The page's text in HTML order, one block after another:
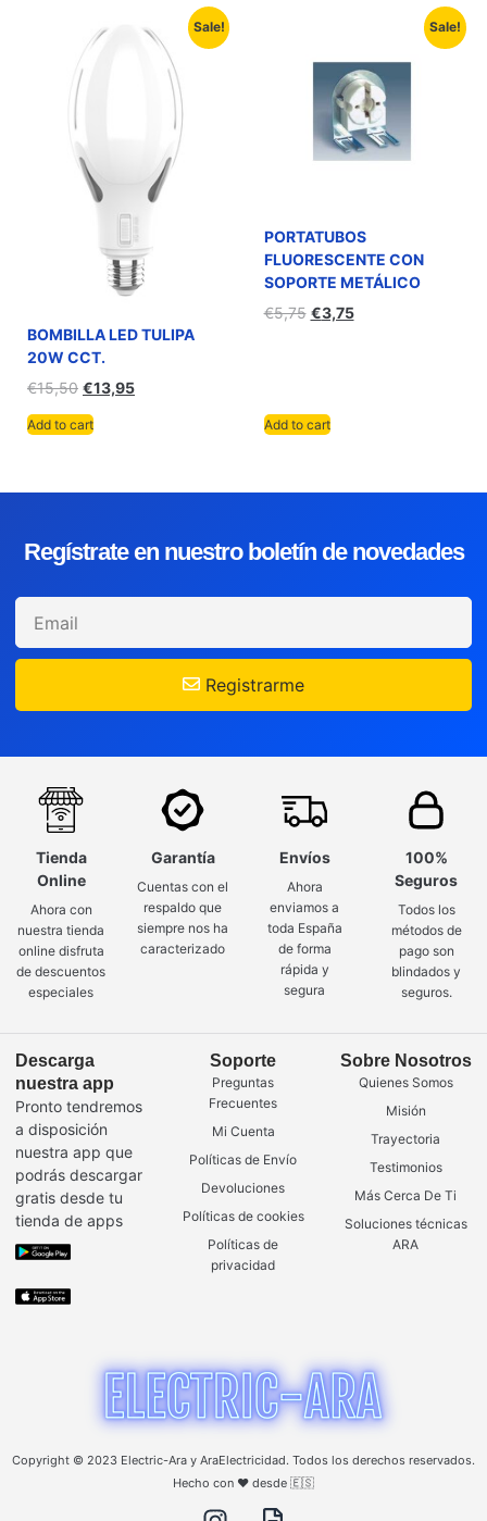
Sale!
BOMBILLA LED TULIPA
20W CCT.
€15,50 €13,95
Add to cart
Sale!
PORTATUBOS
FLUORESCENTE CON
SOPORTE METÁLICO
€5,75 €3,75
Add to cart
Regístrate en nuestro boletín de novedades
Registrarme
Tienda
Online
Ahora con
nuestra tienda
online disfruta
de descuentos
especiales
Garantía
Cuentas con el
respaldo que
siempre nos ha
caracterizado
Envíos
Ahora
enviamos a
toda España
de forma
rápida y
segura
100%
Seguros
Todos los
métodos de
pago son
blindados y
seguros.
Descarga
nuestra app
Pronto tendremos
a disposición
nuestra app que
podrás descargar
gratis desde tu
tienda de apps
Soporte
Preguntas
Frecuentes
Mi Cuenta
Políticas de Envío
Devoluciones
Políticas de cookies
Políticas de
privacidad
Sobre Nosotros
Quienes Somos
Misión
Trayectoria
Testimonios
Más Cerca De Ti
Soluciones técnicas
ARA
Copyright © 2023 Electric-Ara y AraElectricidad. Todos los derechos reservados.
Hecho con ❤️ desde 🇪🇸